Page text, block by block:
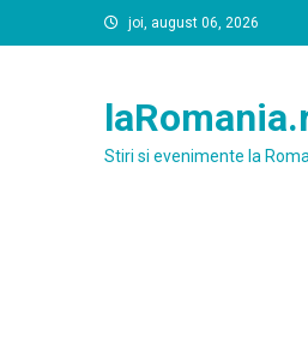
to
joi, august 06, 2026
Stiri si evenimente la